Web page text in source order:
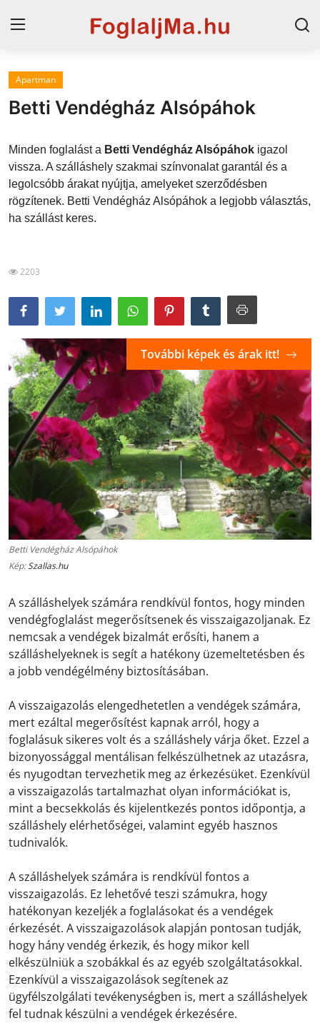
Magyarország
Horvátország
Szállások a Balatonon
Szállások Hajdúszoboszlón
Apartman
Betti Vendégház Alsópáhok
Minden foglalást a Betti Vendégház Alsópáhok igazol
vissza. A szálláshely szakmai színvonalat garantál és a
legolcsóbb árakat nyújtja, amelyeket szerződésben
rögzítenek. Betti Vendégház Alsópáhok a legjobb választás,
ha szállást keres.
2203
Betti Vendégház Alsópáhok
Kép:Szallas.hu
További képek és árak itt!
A szálláshelyek számára rendkívül fontos, hogy minden
vendégfoglalást megerősítsenek és visszaigazoljanak. Ez
nemcsak a vendégek bizalmát erősíti, hanem a
szálláshelyeknek is segít a hatékony üzemeltetésben és
a jobb vendégélmény biztosításában.
A visszaigazolás elengedhetetlen a vendégek számára,
mert ezáltal megerősítést kapnak arról, hogy a
foglalásuk sikeres volt és a szálláshely várja őket. Ezzel a
bizonyossággal mentálisan felkészülhetnek az utazásra,
és nyugodtan tervezhetik meg az érkezésüket. Ezenkívül
a visszaigazolás tartalmazhat olyan információkat is,
mint a becsekkolás és kijelentkezés pontos időpontja, a
szálláshely elérhetőségei, valamint egyéb hasznos
tudnivalók.
A szálláshelyek számára is rendkívül fontos a
visszaigazolás. Ez lehetővé teszi számukra, hogy
hatékonyan kezeljék a foglalásokat és a vendégek
érkezését. A visszaigazolások alapján pontosan tudják,
hogy hány vendég érkezik, és hogy mikor kell
elkészülniük a szobákkal és az egyéb szolgáltatásokkal.
Ezenkívül a visszaigazolások segítenek az
ügyfélszolgálati tevékenységben is, mert a szálláshelyek
fel tudnak készülni a vendégek érkezésére.